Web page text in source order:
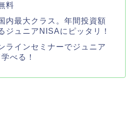
料
内最大クラス。年間投資額
ジュニアNISAにピッタリ！
ラインセミナーでジュニア
べる！